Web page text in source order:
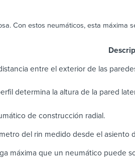
Con estos neumáticos, esta máxima
entre el exterior de las
determina la altura de la pared
de construcción radial.
del rin medido desde el asiento
máxima que un neumático puede